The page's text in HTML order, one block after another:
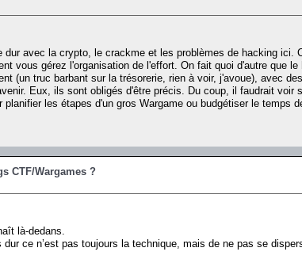
avec la crypto, le crackme et les problèmes de hacking ici.
vous gérez l'organisation de l'effort. On fait quoi d'autre que
(un truc barbant sur la trésorerie, rien à voir, j'avoue), avec
Eux, ils sont obligés d'être précis. Du coup, il faudrait voir
les étapes d'un gros Wargame ou budgétiser le temps
CTF/Wargames ?
là-dedans.
ce n’est pas toujours la technique, mais de ne pas se